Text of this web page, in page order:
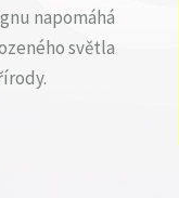
napomáhá
světla